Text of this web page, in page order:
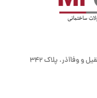
و وفاآذر، پلاک 342